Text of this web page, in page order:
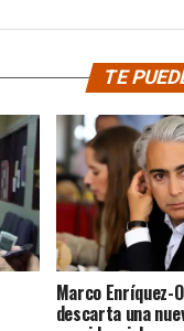
TE
Marco Enríquez-
descarta una